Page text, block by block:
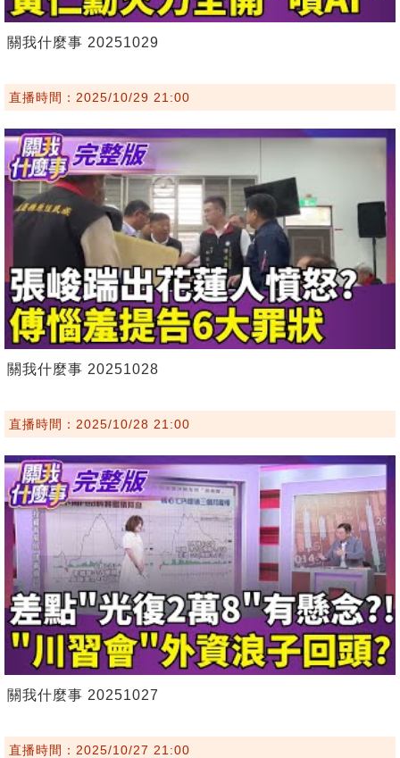
關我什麼事 20251029
直播時間：2025/10/29 21:00
關我什麼事 20251028
直播時間：2025/10/28 21:00
關我什麼事 20251027
直播時間：2025/10/27 21:00